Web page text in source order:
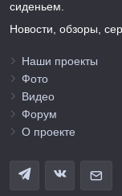
сиденьем.
Новости, обзоры,
Наши проекты
Фото
Видео
Форум
О проекте